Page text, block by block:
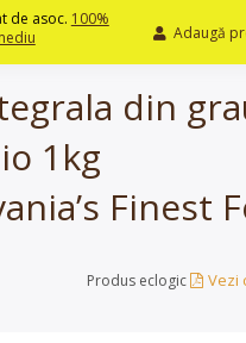
de asoc. 100%
Adaugă
din
1kg
Finest
Produs eclogic Vezi